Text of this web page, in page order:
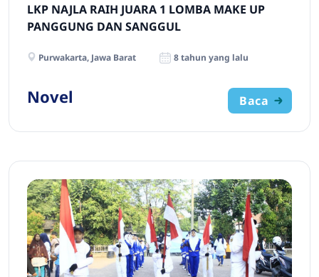
LKP NAJLA RAIH JUARA 1 LOMBA MAKE UP
PANGGUNG DAN SANGGUL
Purwakarta, Jawa Barat 8 tahun yang lalu
Novel Baca